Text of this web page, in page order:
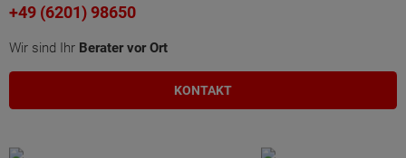
+49 (6201) 98650
Wir sind Ihr Berater vor Ort
KONTAKT